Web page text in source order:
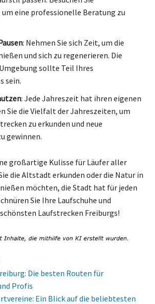
um eine professionelle Beratung zu
: Nehmen Sie sich Zeit, um die
und sich zu regenerieren. Die
sollte Teil Ihres
sein.
: Jede Jahreszeit hat ihren eigenen
Sie die Vielfalt der Jahreszeiten, um
zu erkunden und neue
gewinnen.
großartige Kulisse für Läufer aller
die Altstadt erkunden oder die Natur in
möchten, die Stadt hat für jeden
Sie Ihre Laufschuhe und
Laufstrecken Freiburgs!
Die besten Routen für
Profis
Ein Blick auf die beliebtesten